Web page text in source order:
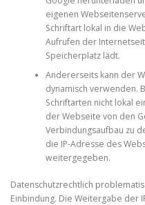
eigenen
Schriftart lokal in die
Aufrufen der
Speicherplatz lädt.
Andererseits kann der
dynamisch verwenden.
Schriftarten nicht lokal
der Webseite von den
Verbindungsaufbau zu
die IP-Adresse des
weitergegeben.
Datenschutzrechtlich
Einbindung. Die Weitergabe der